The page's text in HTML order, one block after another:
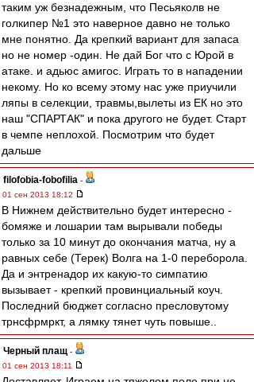
таким уж безнадежным, что Песьяколв не
голкипер №1 это наверное давно не только
мне понятно. Да крепкий вариант для запаса
но не номер -один. Не дай Бог что с Юрой в
атаке. и адьюс амигос. Играть то в нападении
некому. Но ко всему этому нас уже приучили
ляпы в селекции, травмы,вылеты из ЕК но это
наш "СПАРТАК" и пока другого не будет. Старт
в чемпе неплохой. Посмотрим что будет
дальше
filofobia-fobofilia -
01 сен 2013 18:12
В Нижнем действительно будет интересно -
бомяже и лошарии там вырывали победы
только за 10 минут до окончания матча, ну а
равных себе (Терек) Волга на 1-0 переборола.
Да и энтренадор их какую-то симпатию
вызывает - крепкий провинциальный коуч.
Последний бюджет согласно пресловутому
трнсфрмркт, а лямку тянет чуть повыше..
Черный плащ -
01 сен 2013 18:11